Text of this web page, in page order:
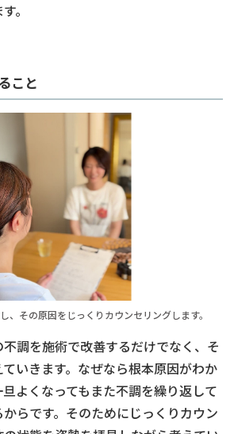
。
こと
、その原因をじっくりカウンセリングします。
調を施術で改善するだけでなく、そ
いきます。なぜなら根本原因がわか
よくなってもまた不調を繰り返して
らです。そのためにじっくりカウン